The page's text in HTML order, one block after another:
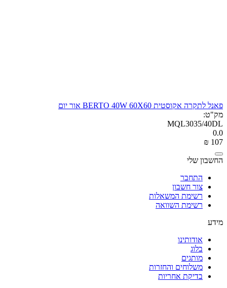
פאנל לתקרה אקוסטית BERTO 40W 60X60 אור יום
מק"ט:
MQL3035/40DL
0.0
₪ ‍107‍
החשבון שלי
התחבר
צור חשבון
רשימת המשאלות
רשימת השוואה
מידע
אודותינו
בלוג
מותגים
משלוחים והחזרות
בדיקת אחריות